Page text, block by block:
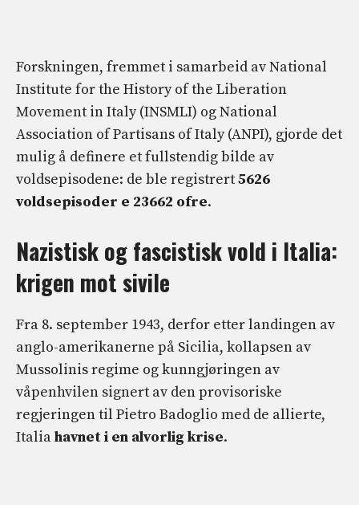
Forskningen, fremmet i samarbeid av National
Institute for the History of the Liberation
Movement in Italy (INSMLI) og National
Association of Partisans of Italy (ANPI), gjorde det
mulig å definere et fullstendig bilde av
voldsepisodene: de ble registrert5626
voldsepisoder e 23662 ofre.
Nazistisk og fascistisk vold i Italia:
krigen mot sivile
Fra 8. september 1943, derfor etter landingen av
anglo-amerikanerne på Sicilia, kollapsen av
Mussolinis regime og kunngjøringen av
våpenhvilen signert av den provisoriske
regjeringen til Pietro Badoglio med de allierte,
Italiahavnet i en alvorlig krise.